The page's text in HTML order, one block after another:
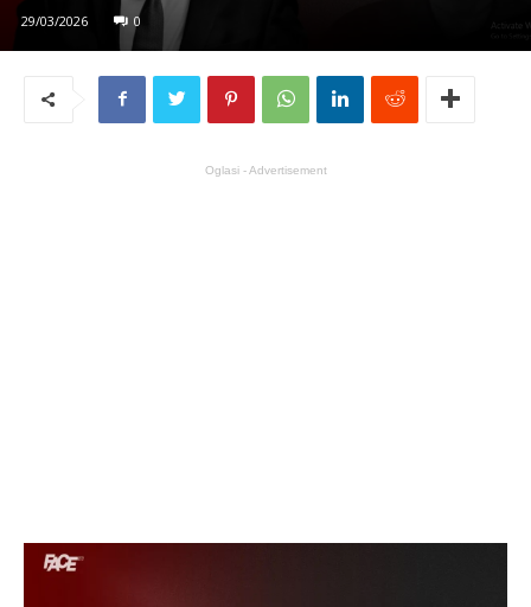
29/03/2026 0
Oglasi - Advertisement